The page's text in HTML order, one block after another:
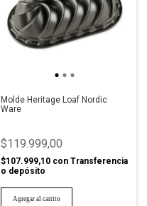
Molde Heritage Loaf Nordic
Ware
$119.999,00
$107.999,10 con Transferencia
o depósito